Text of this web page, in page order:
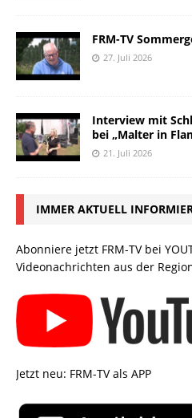
FRM-TV
27. Juli 2026
Interview mit
bei „Malter in
21. Juli 2026
IMMER AKTUELL
Abonniere jetzt FRM-TV bei
Videonachrichten aus der
Jetzt neu: FRM-TV als APP